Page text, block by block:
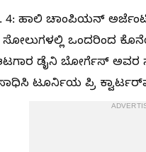
ಹಾಲಿ ಚಾಂಪಿಯನ್
ಒಂದರಿಂದ
ಡೈನಿ ಬೋರ್ಗೆಸ್ ಅವರ
ಟೂರ್ನಿಯ ಪ್ರಿ